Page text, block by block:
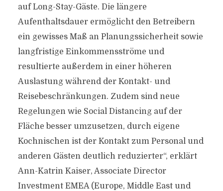
auf Long-Stay-Gäste. Die längere
Aufenthaltsdauer ermöglicht den Betreibern
ein gewisses Maß an Planungssicherheit sowie
langfristige Einkommensströme und
resultierte außerdem in einer höheren
Auslastung während der Kontakt- und
Reisebeschränkungen. Zudem sind neue
Regelungen wie Social Distancing auf der
Fläche besser umzusetzen, durch eigene
Kochnischen ist der Kontakt zum Personal und
anderen Gästen deutlich reduzierter“, erklärt
Ann-Katrin Kaiser, Associate Director
Investment EMEA (Europe, Middle East und